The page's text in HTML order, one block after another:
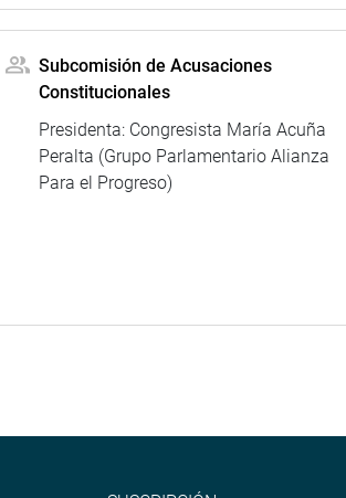
Subcomisión de Acusaciones
Constitucionales
Presidenta: Congresista María Acuña
Peralta (Grupo Parlamentario Alianza
Para el Progreso)